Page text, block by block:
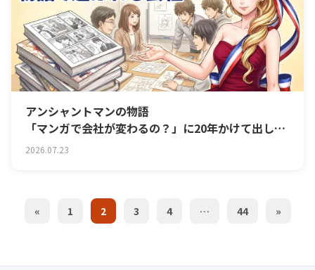
アンシャントマンの物語
「マンガで会社が変わるの？」に20年かけて出して
きた答え
2026.07.23
« 1 2 3 4 … 44 »